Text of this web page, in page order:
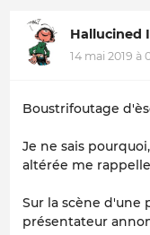
Hallucined
14 mai 2019 à
Boustrifoutage
Je ne sais
altérée me
Sur la scène d'une
présentateur